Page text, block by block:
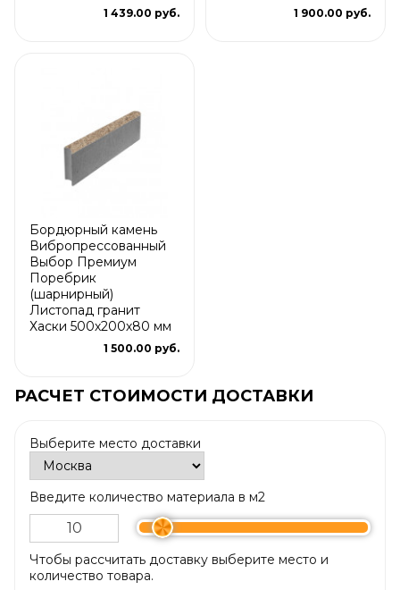
1 439.00 руб. 1 900.00 руб.
Бордюрный камень
Вибропрессованный
Выбор Премиум
Поребрик
(шарнирный)
Листопад гранит
Хаски 500х200х80 мм
1 500.00 руб.
РАСЧЕТ СТОИМОСТИ ДОСТАВКИ
Выберите место доставки
Введите количество материала в м2
Чтобы рассчитать доставку выберите место и
количество товара.